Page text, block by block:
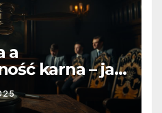
a
karna – jak